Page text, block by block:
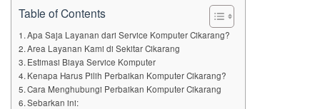
Table of Contents
Apa Saja Layanan dari Service Komputer Cikarang?
Area Layanan Kami di Sekitar Cikarang
Estimasi Biaya Service Komputer
Kenapa Harus Pilih Perbaikan Komputer Cikarang?
Cara Menghubungi Perbaikan Komputer Cikarang
Sebarkan ini: